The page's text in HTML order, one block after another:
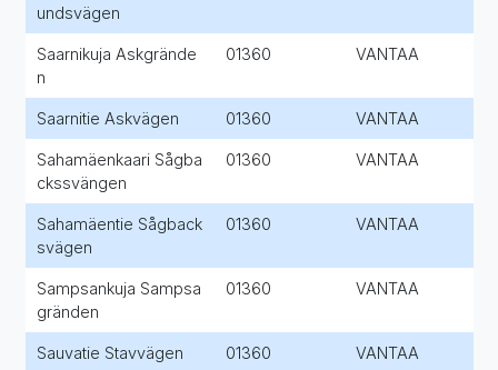
undsvägen
Saarnikuja Askgrände
n
01360 VANTAA
Saarnitie Askvägen 01360 VANTAA
Sahamäenkaari Sågba
ckssvängen
01360 VANTAA
Sahamäentie Sågback
svägen
01360 VANTAA
Sampsankuja Sampsa
gränden
01360 VANTAA
Sauvatie Stavvägen 01360 VANTAA